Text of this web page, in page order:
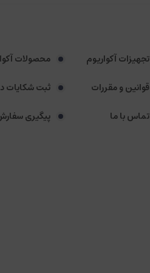
تجهیزات آکواریوم
محصولات
قوانین و مقررات
ثبت شکایات
تماس با ما پیگیری